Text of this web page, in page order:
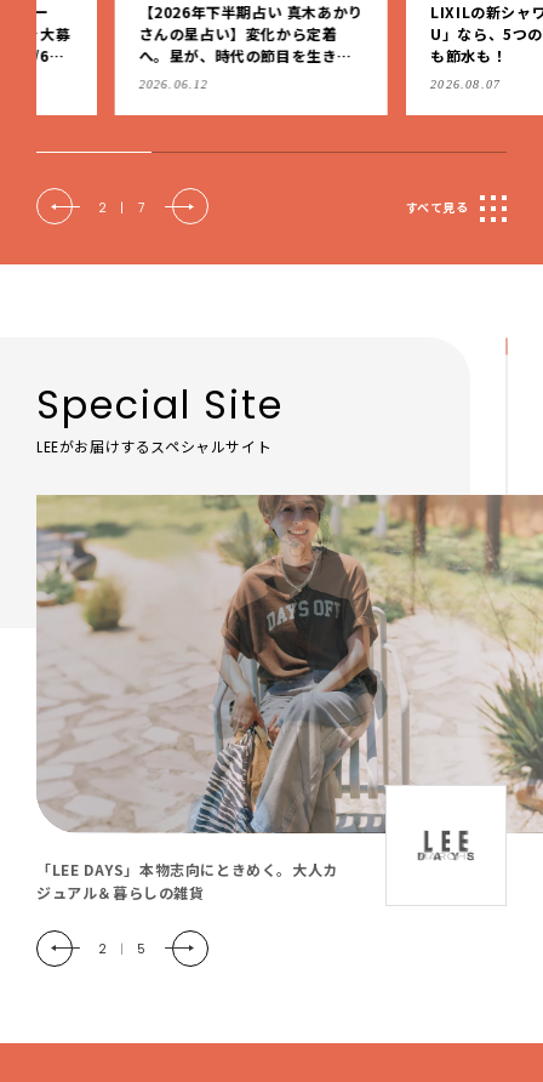
【2026年下半期占い 真木あかり
さんの星占い】変化から定着
へ。星が、時代の節目を生きる
私たちを導く
LIXILの新シャワーヘッド
U」なら、5つの水流で美
2 | 7 すべて見る
Special Site
LEEがお届けするスペシャルサイト
「LEE DAYS」本物志向にときめく。大人カ
ジュアル＆暮らしの雑貨
2 | 5